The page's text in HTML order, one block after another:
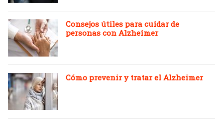
Consejos útiles para cuidar de
personas con Alzheimer
Cómo prevenir y tratar el Alzheimer